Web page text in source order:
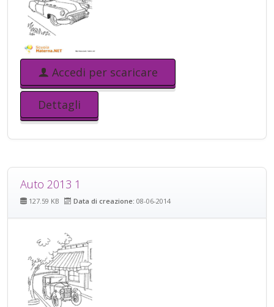
Accedi per scaricare
Dettagli
Auto 2013 1
127.59 KB Data di creazione: 08-06-2014